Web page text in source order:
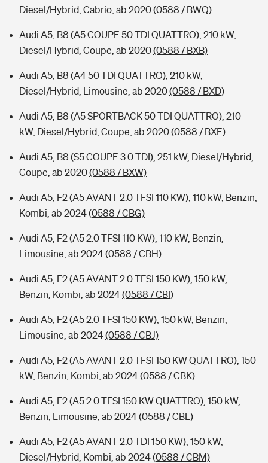
Diesel/Hybrid, Cabrio, ab 2020(0588 / BWQ)
Audi A5, B8 (A5 COUPE 50 TDI QUATTRO), 210 kW,
Diesel/Hybrid, Coupe, ab 2020(0588 / BXB)
Audi A5, B8 (A4 50 TDI QUATTRO), 210 kW,
Diesel/Hybrid, Limousine, ab 2020(0588 / BXD)
Audi A5, B8 (A5 SPORTBACK 50 TDI QUATTRO), 210
kW, Diesel/Hybrid, Coupe, ab 2020(0588 / BXE)
Audi A5, B8 (S5 COUPE 3.0 TDI), 251 kW, Diesel/Hybrid,
Coupe, ab 2020(0588 / BXW)
Audi A5, F2 (A5 AVANT 2.0 TFSI 110 KW), 110 kW, Benzin,
Kombi, ab 2024(0588 / CBG)
Audi A5, F2 (A5 2.0 TFSI 110 KW), 110 kW, Benzin,
Limousine, ab 2024(0588 / CBH)
Audi A5, F2 (A5 AVANT 2.0 TFSI 150 KW), 150 kW,
Benzin, Kombi, ab 2024(0588 / CBI)
Audi A5, F2 (A5 2.0 TFSI 150 KW), 150 kW, Benzin,
Limousine, ab 2024(0588 / CBJ)
Audi A5, F2 (A5 AVANT 2.0 TFSI 150 KW QUATTRO), 150
kW, Benzin, Kombi, ab 2024(0588 / CBK)
Audi A5, F2 (A5 2.0 TFSI 150 KW QUATTRO), 150 kW,
Benzin, Limousine, ab 2024(0588 / CBL)
Audi A5, F2 (A5 AVANT 2.0 TDI 150 KW), 150 kW,
Diesel/Hybrid, Kombi, ab 2024(0588 / CBM)